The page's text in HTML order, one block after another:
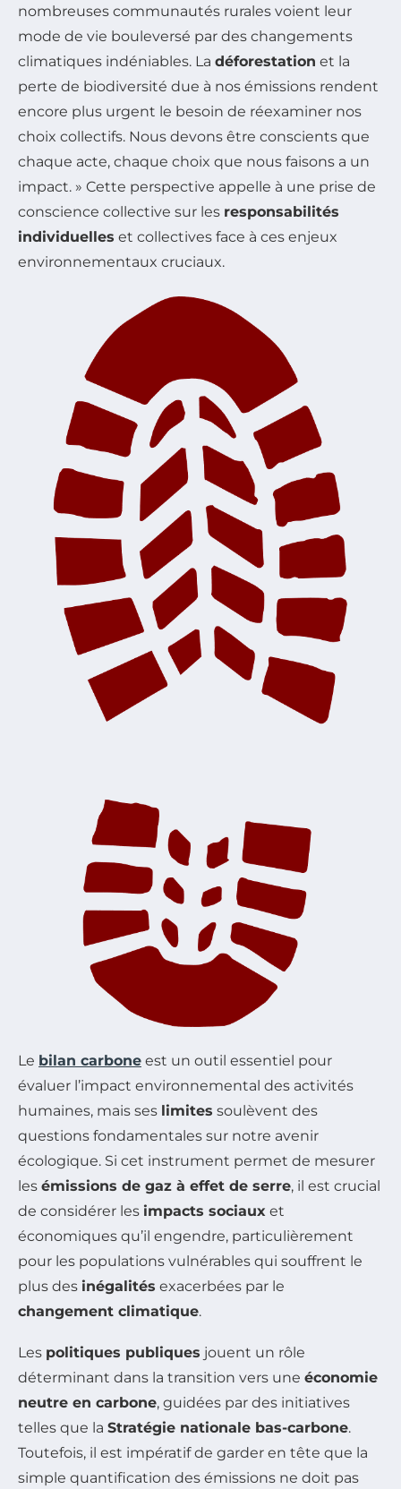
nombreuses communautés rurales voient leur
mode de vie bouleversé par des changements
climatiques indéniables. La déforestation et la
perte de biodiversité due à nos émissions rendent
encore plus urgent le besoin de réexaminer nos
choix collectifs. Nous devons être conscients que
chaque acte, chaque choix que nous faisons a un
impact. » Cette perspective appelle à une prise de
conscience collective sur les responsabilités
individuelles et collectives face à ces enjeux
environnementaux cruciaux.
Le bilan carbone est un outil essentiel pour
évaluer l’impact environnemental des activités
humaines, mais ses limites soulèvent des
questions fondamentales sur notre avenir
écologique. Si cet instrument permet de mesurer
les émissions de gaz à effet de serre, il est crucial
de considérer les impacts sociaux et
économiques qu’il engendre, particulièrement
pour les populations vulnérables qui souffrent le
plus des inégalités exacerbées par le
changement climatique.
Les politiques publiques jouent un rôle
déterminant dans la transition vers une économie
neutre en carbone, guidées par des initiatives
telles que la Stratégie nationale bas-carbone.
Toutefois, il est impératif de garder en tête que la
simple quantification des émissions ne doit pas